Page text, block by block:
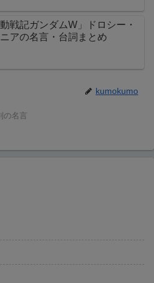
動戦記ガンダムW」ドロシー・
アの名言・台詞まとめ
kumokumo
の名言